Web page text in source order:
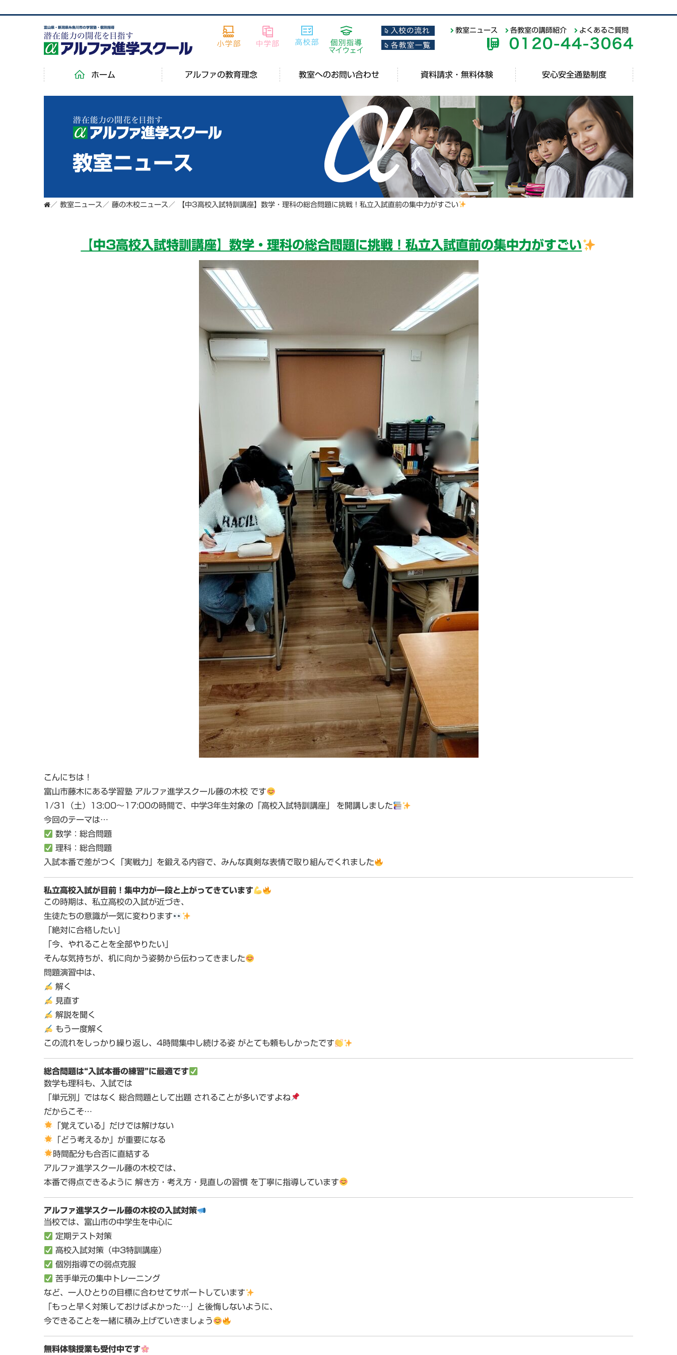
富山県・新潟県糸魚川市の学習塾・個別指導 教室ニュース 各教室の講師紹介 よくあるご質問
ホーム アルファの教育理念 教室へのお問い合わせ 資料請求・無料体験 安心安全通塾制度
教室ニュース
／ 教室ニュース ／ 藤の木校ニュース ／ 【中3高校入試特訓講座】数学・理科の総合問題に挑戦！私立入試直前の集中力がすごい
【中3高校入試特訓講座】数学・理科の総合問題に挑戦！私立入試直前の集中力がすごい
こんにちは！
富山市藤木にある学習塾 アルファ進学スクール藤の木校 です
1/31（土）13:00～17:00の時間で、 中学3年生対象の「高校入試特訓講座」
を開講しました
今回のテーマは…
数学：総合問題
理科：総合問題
入試本番で差がつく「実戦力」を鍛える内容で、みんな真剣な表情で取り組んでくれました
私立高校入試が目前！集中力が一段と上がってきています
この時期は、私立高校の入試が近づき、
生徒たちの意識が一気に変わります
「絶対に合格したい」
「今、やれることを全部やりたい」
そんな気持ちが、机に向かう姿勢から伝わってきました
問題演習中は、
解く
見直す
解説を聞く
もう一度解く
この流れをしっかり繰り返し、 4時間集中し続ける姿 がとても頼もしかったです
総合問題は“入試本番の練習”に最適です
数学も理科も、入試では
「単元別」ではなく 総合問題として出題 されることが多いですよね
だからこそ…
「覚えている」だけでは解けない
「どう考えるか」が重要になる
時間配分も合否に直結する
アルファ進学スクール藤の木校では、
本番で得点できるように 解き方・考え方・見直しの習慣 を丁寧に指導しています
アルファ進学スクール藤の木校の入試対策
当校では、富山市の中学生を中心に
定期テスト対策
高校入試対策（中3特訓講座）
個別指導での弱点克服
苦手単元の集中トレーニング
など、一人ひとりの目標に合わせてサポートしています
「もっと早く対策しておけばよかった…」と後悔しないように、
今できることを一緒に積み上げていきましょう
無料体験授業も受付中です